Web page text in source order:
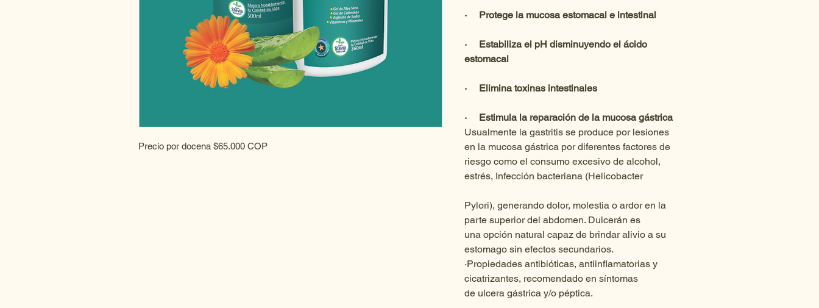
Precio por docena $65.000 COP
·     Protege la mucosa estomacal e intestinal
·     Estabiliza el pH disminuyendo el ácido
estomacal
·     Elimina toxinas intestinales
·     Estimula la reparación de la mucosa gástrica
Usualmente la gastritis se produce por lesiones
en la mucosa gástrica por diferentes factores de
riesgo como el consumo excesivo de alcohol,
estrés, Infección bacteriana (Helicobacter
Pylori), generando dolor, molestia o ardor en la
parte superior del abdomen. Dulcerán es
una opción natural capaz de brindar alivio a su
estomago sin efectos secundarios.
·Propiedades antibióticas, antiinflamatorias y
cicatrizantes, recomendado en síntomas
de ulcera gástrica y/o péptica.